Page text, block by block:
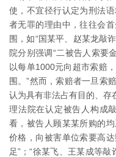
使，不宜径行认定为刑法
者无罪的理由中，往往会
围，如“国某平、赵某龙敲
院分别强调“二被告人索要
以每单1000元向超市索赔
围。”然而，索赔者一旦索
认为具有非法占有目的、存
理法院在认定被告人构成
看，被告人顾某某所购的
价格，向被害单位索要高
足”；“徐某飞、王某成等